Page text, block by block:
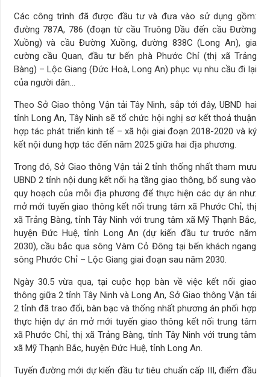
Các công trình đã được đầu tư và đưa vào sử dụng gồm:
đường 787A, 786 (đoạn từ cầu Truông Dầu đến cầu Đường
Xuồng) và cầu Đường Xuồng, đường 838C (Long An), gia
cường cầu Quan, đầu tư bến phà Phước Chỉ (thị xã Trảng
Bàng) – Lộc Giang (Đức Hoà, Long An) phục vụ nhu cầu đi lại
của người dân…
Theo Sở Giao thông Vận tải Tây Ninh, sắp tới đây, UBND hai
tỉnh Long An, Tây Ninh sẽ tổ chức hội nghị sơ kết thoả thuận
hợp tác phát triển kinh tế – xã hội giai đoạn 2018-2020 và ký
kết nội dung hợp tác đến năm 2025 giữa hai địa phương.
Trong đó, Sở Giao thông Vận tải 2 tỉnh thống nhất tham mưu
UBND 2 tỉnh nội dung kết nối hạ tầng giao thông, bổ sung vào
quy hoạch của mỗi địa phương để thực hiện các dự án như:
mở mới tuyến giao thông kết nối trung tâm xã Phước Chỉ, thị
xã Trảng Bàng, tỉnh Tây Ninh với trung tâm xã Mỹ Thạnh Bắc,
huyện Đức Huệ, tỉnh Long An (dự kiến đầu tư trước năm
2030), cầu bắc qua sông Vàm Cỏ Đông tại bến khách ngang
sông Phước Chỉ – Lộc Giang giai đoạn sau năm 2030.
Ngày 30.5 vừa qua, tại cuộc họp bàn về việc kết nối giao
thông giữa 2 tỉnh Tây Ninh và Long An, Sở Giao thông Vận tải
2 tỉnh đã trao đổi, bàn bạc và thống nhất phương án phối hợp
thực hiện dự án mở mới tuyến giao thông kết nối trung tâm
xã Phước Chỉ, thị xã Trảng Bàng, tỉnh Tây Ninh với trung tâm
xã Mỹ Thạnh Bắc, huyện Đức Huệ, tỉnh Long An.
Tuyến đường mới dự kiến đầu tư tiêu chuẩn cấp III, điểm đầu